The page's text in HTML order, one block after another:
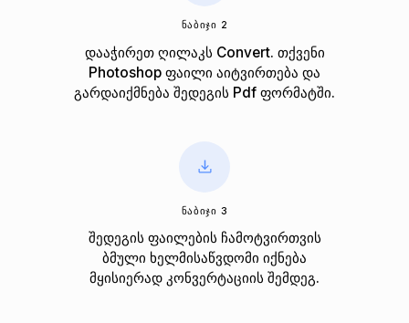
ᲜᲐᲑᲘᲯᲘ 2
დააჭირეთ ღილაკს Convert. თქვენი
Photoshop ფაილი აიტვირთება და
გარდაიქმნება შედეგის Pdf ფორმატში.
ᲜᲐᲑᲘᲯᲘ 3
შედეგის ფაილების ჩამოტვირთვის
ბმული ხელმისაწვდომი იქნება
მყისიერად კონვერტაციის შემდეგ.